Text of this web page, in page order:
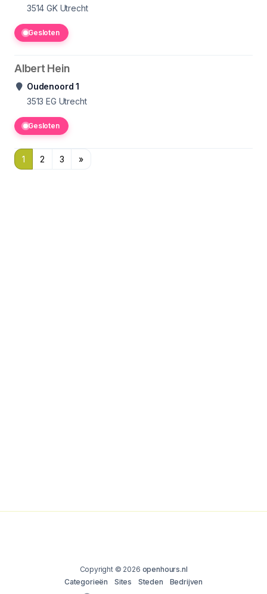
3514 GK Utrecht
Gesloten
Albert Hein
Oudenoord 1
3513 EG Utrecht
Gesloten
1 2 3 »
Copyright © 2026 openhours.nl
Categorieën
Sites Steden
Bedrijven